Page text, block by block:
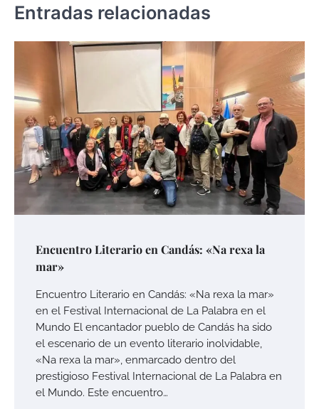
Entradas relacionadas
Encuentro Literario en Candás: «Na rexa la
mar»
Encuentro Literario en Candás: «Na rexa la mar»
en el Festival Internacional de La Palabra en el
Mundo El encantador pueblo de Candás ha sido
el escenario de un evento literario inolvidable,
«Na rexa la mar», enmarcado dentro del
prestigioso Festival Internacional de La Palabra en
el Mundo. Este encuentro…